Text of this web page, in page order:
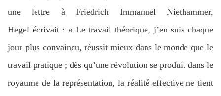
une lettre àFriedrich Immanuel Niethammer,
Hegel écrivait : « Le travail théorique, j’en suis chaque
jour plus convaincu, réussit mieux dans le monde que le
travail pratique ; dès qu’une révolution se produit dans le
royaume de la représentation, la réalité effective ne tient